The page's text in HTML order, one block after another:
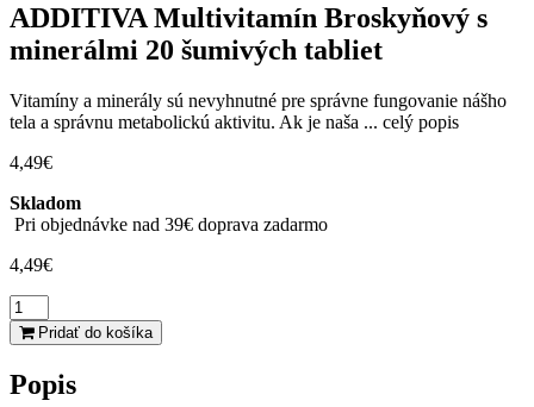
ADDITIVA Multivitamín Broskyňový s
minerálmi 20 šumivých tabliet
Vitamíny a minerály sú nevyhnutné pre správne fungovanie nášho
tela a správnu metabolickú aktivitu. Ak je naša ... celý popis
4,49€
Skladom
Pri objednávke nad 39€ doprava zadarmo
4,49€
množstvo
ADDITIVA
Multivitamín
s
Pridať do košíka
Popis